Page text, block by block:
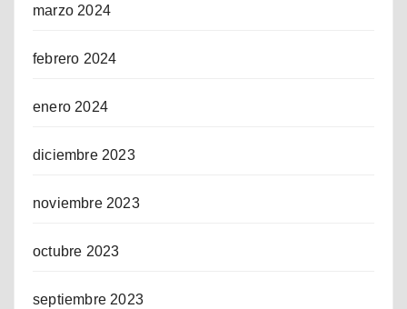
marzo 2024
febrero 2024
enero 2024
diciembre 2023
noviembre 2023
octubre 2023
septiembre 2023